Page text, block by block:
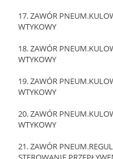
17. ZAWÓR
WTYKOWY
18. ZAWÓR
WTYKOWY
19. ZAWÓR
WTYKOWY
20. ZAWÓR
WTYKOWY
21. ZAWÓR